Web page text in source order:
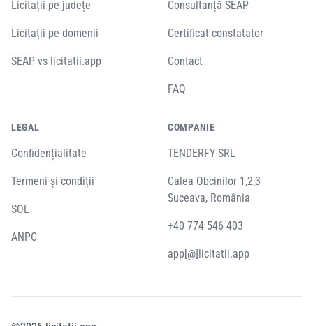
Licitații pe județe
Licitații pe domenii
SEAP vs licitatii.app
Consultanță SEAP
Certificat constatator
Contact
FAQ
LEGAL
Confidențialitate
Termeni și condiții
SOL
ANPC
COMPANIE
TENDERFY SRL
Calea Obcinilor 1,2,3
Suceava, România
+40 774 546 403
app[@]licitatii.app